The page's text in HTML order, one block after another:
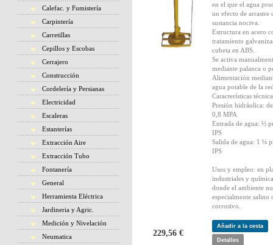
Calefac. y Fumistería
Carpintería
Carretillas
Cepillos y Escobas
Cerrajero
Construcción
Cordelería y Persianas
Electricidad
Escaleras
Estanterías
Extracción Aire
Extracción Tubo
Fontanería
General
Herramienta Eléctrica
Jardineria y Agric.
Medición y Nivelación
Neumatica
en el que el agua
un efecto de arrastre
sustancia nociva.
Estructura en acero
tratamiento
cubeta en ABS.
Se activa
mediante palanca o
Alimentación
agua potable de la
Características
Presión hidráulica:
0,8 MPA
Entrada de agua: ½
IPS
Salida de agua: 1 ¼
IPS
Usos y empleo: en
industriales y
donde el ambiente no
especialmente salino
corrosivo.
229,56 €
Añadir a la cesta
Detalles